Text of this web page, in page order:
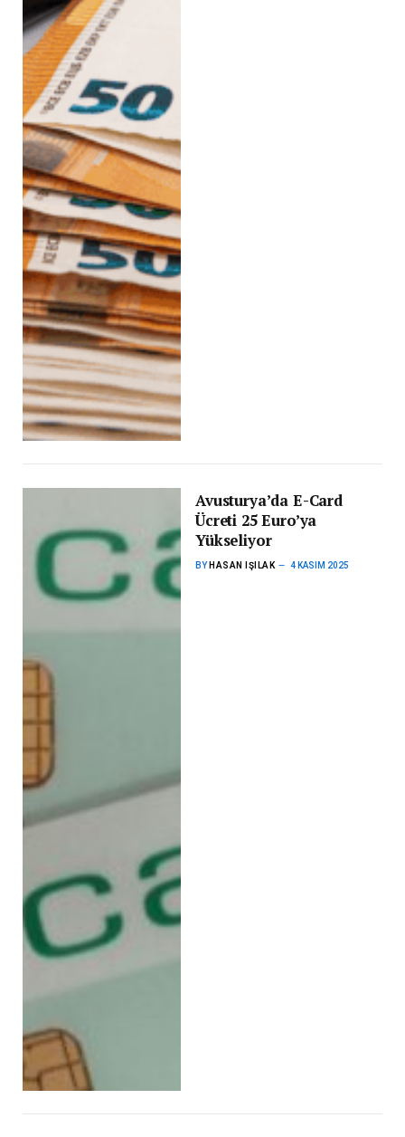
Avusturya’da E-Card
Ücreti 25 Euro’ya
Yükseliyor
BY HASAN IŞILAK 4 KASIM 2025